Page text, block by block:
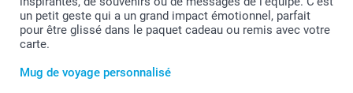
un petit geste qui a un grand impact émotionnel, parfait
pour être glissé dans le paquet cadeau ou remis avec votre
carte.
Mug de voyage personnalisé